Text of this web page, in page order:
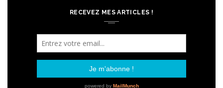
RECEVEZ MES ARTICLES !